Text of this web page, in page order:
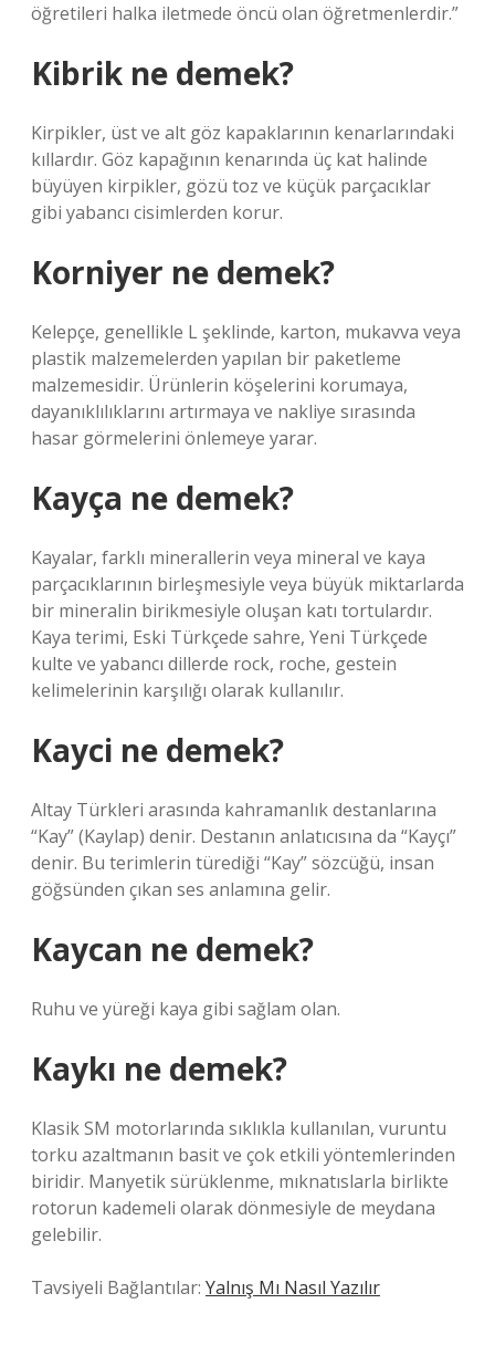
öğretileri halka iletmede öncü olan öğretmenlerdir.”
Kibrik ne demek?
Kirpikler, üst ve alt göz kapaklarının kenarlarındaki
kıllardır. Göz kapağının kenarında üç kat halinde
büyüyen kirpikler, gözü toz ve küçük parçacıklar
gibi yabancı cisimlerden korur.
Korniyer ne demek?
Kelepçe, genellikle L şeklinde, karton, mukavva veya
plastik malzemelerden yapılan bir paketleme
malzemesidir. Ürünlerin köşelerini korumaya,
dayanıklılıklarını artırmaya ve nakliye sırasında
hasar görmelerini önlemeye yarar.
Kayça ne demek?
Kayalar, farklı minerallerin veya mineral ve kaya
parçacıklarının birleşmesiyle veya büyük miktarlarda
bir mineralin birikmesiyle oluşan katı tortulardır.
Kaya terimi, Eski Türkçede sahre, Yeni Türkçede
kulte ve yabancı dillerde rock, roche, gestein
kelimelerinin karşılığı olarak kullanılır.
Kayci ne demek?
Altay Türkleri arasında kahramanlık destanlarına
“Kay” (Kaylap) denir. Destanın anlatıcısına da “Kayçı”
denir. Bu terimlerin türediği “Kay” sözcüğü, insan
göğsünden çıkan ses anlamına gelir.
Kaycan ne demek?
Ruhu ve yüreği kaya gibi sağlam olan.
Kaykı ne demek?
Klasik SM motorlarında sıklıkla kullanılan, vuruntu
torku azaltmanın basit ve çok etkili yöntemlerinden
biridir. Manyetik sürüklenme, mıknatıslarla birlikte
rotorun kademeli olarak dönmesiyle de meydana
gelebilir.
Tavsiyeli Bağlantılar: Yalnış Mı Nasıl Yazılır